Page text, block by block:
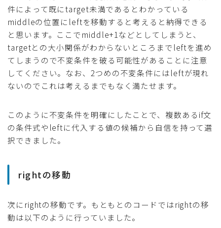
件によって既にtarget未満であるとわかっている
middleの位置にleftを移動すると考えると納得できる
と思います。ここでmiddle+1などとしてしまうと、
targetとの大小関係がわからないところまでleftを進め
てしまうので不変条件を破る可能性があることに注意
してください。なお、2つめの不変条件にはleftが現れ
ないのでこれは考えるまでもなく満たせます。
このように不変条件を明確にしたことで、複数あるif文
の条件式やleftに代入する値の候補から自信を持って選
択できました。
rightの移動
次にrightの移動です。もともとのコードではrightの移
動は以下のように行っていました。